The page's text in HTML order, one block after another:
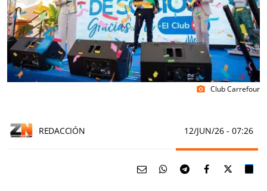
photo_camera Club Carrefour
REDACCIÓN 12/JUN/26 - 07:26